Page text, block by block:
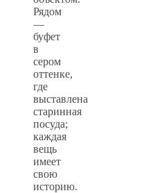
Рядом
—
буфет
в
сером
оттенке,
где
выставлена
старинная
посуда;
каждая
вещь
имеет
свою
историю.